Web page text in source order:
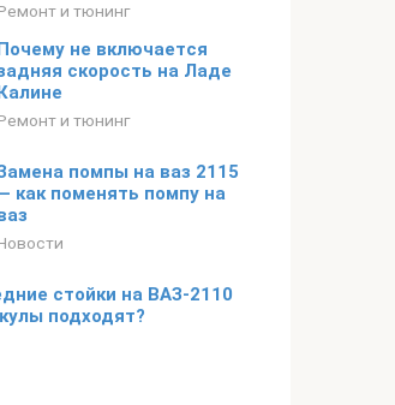
и тюнинг
не включается
скорость на Ладе
и тюнинг
помпы на ваз 2115
как поменять помпу на
стойки на ВАЗ-2110
подходят?